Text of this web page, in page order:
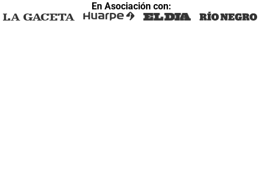
En Asociación con: